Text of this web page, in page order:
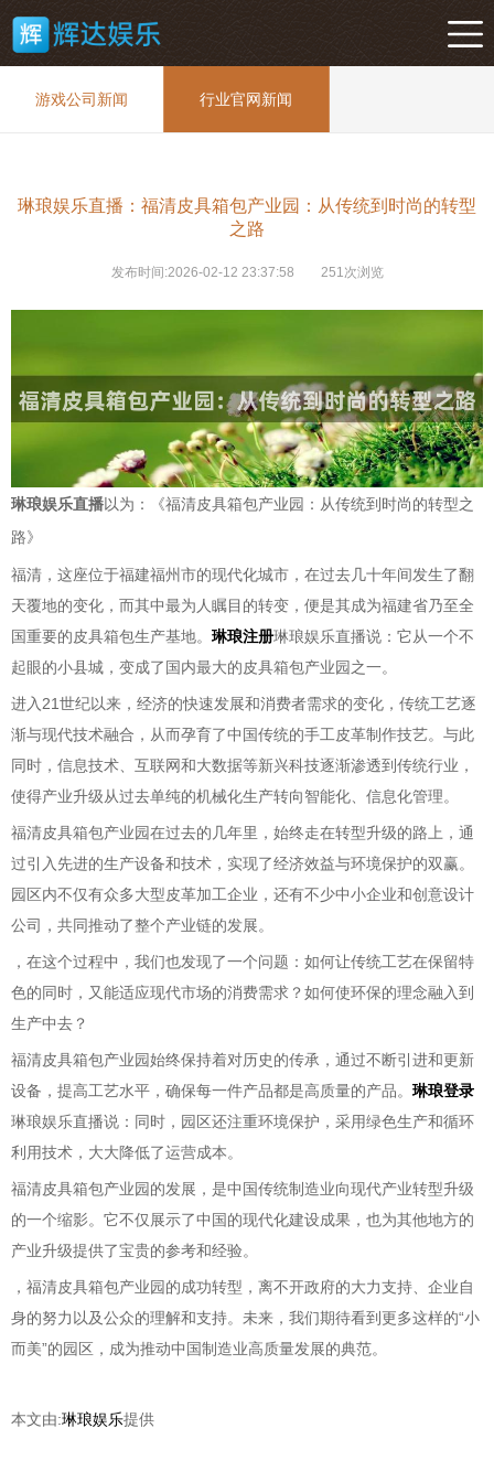
游戏公司新闻 行业官网新闻
琳琅娱乐直播：福清皮具箱包产业园：从传统到时尚的转型
之路
发布时间:2026-02-12 23:37:58 251次浏览
琳琅娱乐直播以为：《福清皮具箱包产业园：从传统到时尚的转型之
路》
福清，这座位于福建福州市的现代化城市，在过去几十年间发生了翻
天覆地的变化，而其中最为人瞩目的转变，便是其成为福建省乃至全
国重要的皮具箱包生产基地。 琳琅注册琳琅娱乐直播说：它从一个不
起眼的小县城，变成了国内最大的皮具箱包产业园之一。
进入21世纪以来，经济的快速发展和消费者需求的变化，传统工艺逐
渐与现代技术融合，从而孕育了中国传统的手工皮革制作技艺。与此
同时，信息技术、互联网和大数据等新兴科技逐渐渗透到传统行业，
使得产业升级从过去单纯的机械化生产转向智能化、信息化管理。
福清皮具箱包产业园在过去的几年里，始终走在转型升级的路上，通
过引入先进的生产设备和技术，实现了经济效益与环境保护的双赢。
园区内不仅有众多大型皮革加工企业，还有不少中小企业和创意设计
公司，共同推动了整个产业链的发展。
，在这个过程中，我们也发现了一个问题：如何让传统工艺在保留特
色的同时，又能适应现代市场的消费需求？如何使环保的理念融入到
生产中去？
福清皮具箱包产业园始终保持着对历史的传承，通过不断引进和更新
设备，提高工艺水平，确保每一件产品都是高质量的产品。 琳琅登录
琳琅娱乐直播说：同时，园区还注重环境保护，采用绿色生产和循环
利用技术，大大降低了运营成本。
福清皮具箱包产业园的发展，是中国传统制造业向现代产业转型升级
的一个缩影。它不仅展示了中国的现代化建设成果，也为其他地方的
产业升级提供了宝贵的参考和经验。
，福清皮具箱包产业园的成功转型，离不开政府的大力支持、企业自
身的努力以及公众的理解和支持。未来，我们期待看到更多这样的“小
而美”的园区，成为推动中国制造业高质量发展的典范。
本文由:琳琅娱乐提供